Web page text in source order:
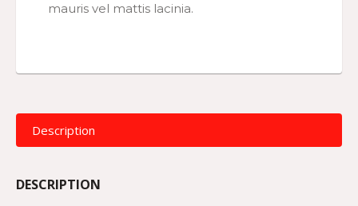
mauris vel mattis lacinia.
Description
DESCRIPTION